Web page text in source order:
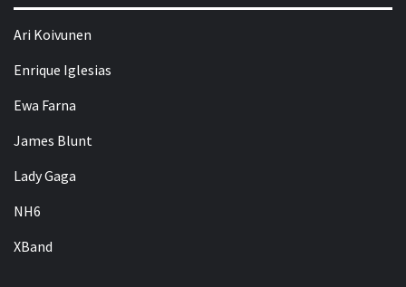
Ari Koivunen
Enrique Iglesias
Ewa Farna
James Blunt
Lady Gaga
NH6
XBand